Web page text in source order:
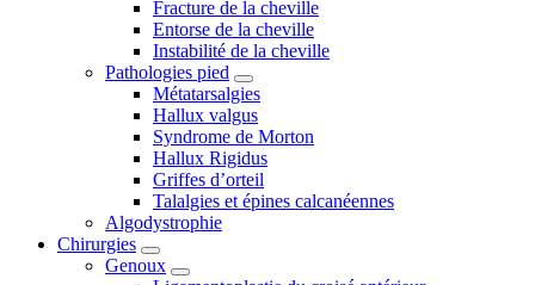
Fracture de la cheville
Entorse de la cheville
Instabilité de la cheville
Pathologies pied
Métatarsalgies
Hallux valgus
Syndrome de Morton
Hallux Rigidus
Griffes d’orteil
Talalgies et épines calcanéennes
Algodystrophie
Chirurgies
Genoux